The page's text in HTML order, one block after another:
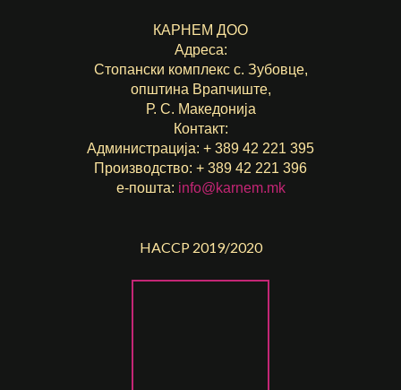
КАРНЕМ ДОО
Адреса:
Стопански комплекс с. Зубовце,
општина Врапчиште,
Р. С. Македонија
Контакт:
Администрација: + 389 42 221 395
Производство: + 389 42 221 396
е-пошта: info@karnem.mk
HACCP 2019/2020